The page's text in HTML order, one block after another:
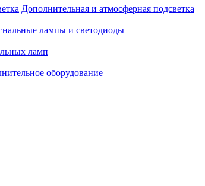
Дополнительная и атмосферная подсветка
лампы и светодиоды
ламп
оборудование